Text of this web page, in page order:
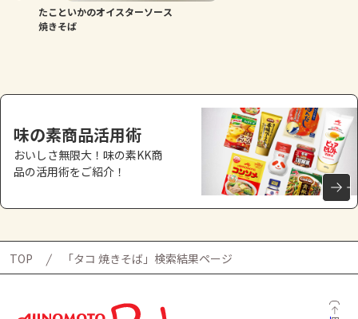
お買い物
たこといかのオイスターソース
焼きそば
味の素商品活用術
おいしさ無限大！味の素KK商
品の活用術をご紹介！
TOP 「タコ 焼きそば」検索結果ページ